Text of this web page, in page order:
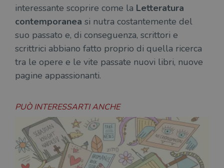
interessante scoprire come la Letteratura
contemporanea si nutra costantemente del
suo passato e, di conseguenza, scrittori e
scrittrici abbiano fatto proprio di quella ricerca
tra le opere e le vite passate nuovi libri, nuove
pagine appassionanti.
PUÒ INTERESSARTI ANCHE